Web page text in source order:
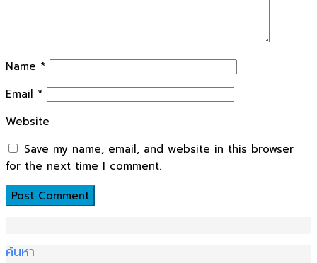
Name *
Email *
Website
Save my name, email, and website in this browser
for the next time I comment.
ค้นหา